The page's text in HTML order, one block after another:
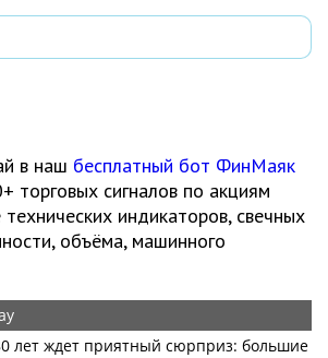
в наш бесплатный бот ФинМаяк
торговых сигналов по акциям
индикаторов, свечных
объёма, машинного